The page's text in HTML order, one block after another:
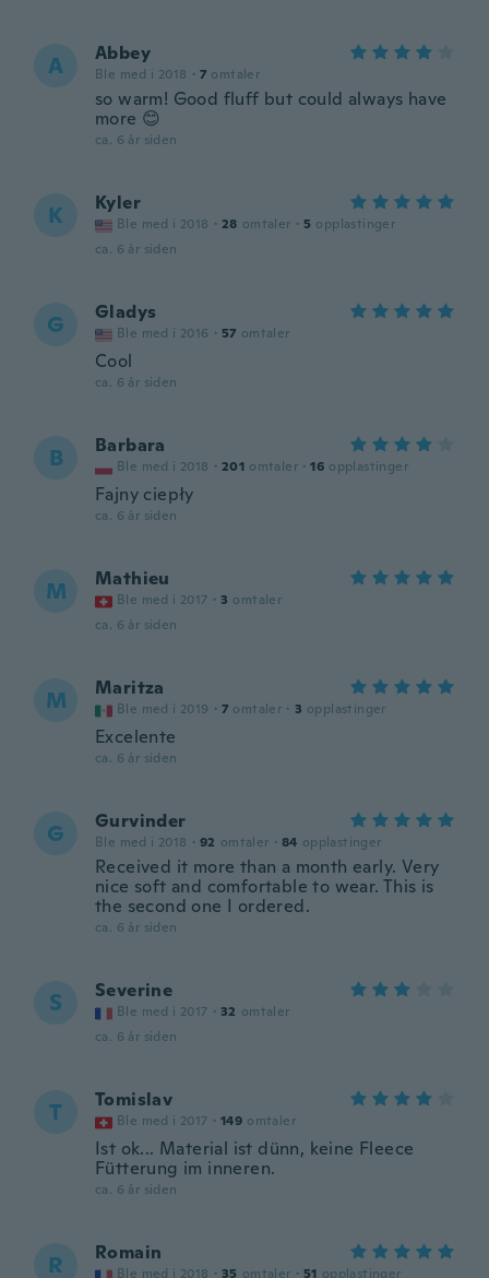
A Abbey
Ble med i 2018 · 7 omtaler
so warm! Good fluff but could always have
more 😊
ca. 6 år siden
K Kyler
Ble med i 2018 · 28 omtaler · 5 opplastinger
ca. 6 år siden
G Gladys
Ble med i 2016 · 57 omtaler
Cool
ca. 6 år siden
B Barbara
Ble med i 2018 · 201 omtaler · 16 opplastinger
Fajny ciepły
ca. 6 år siden
M Mathieu
Ble med i 2017 · 3 omtaler
ca. 6 år siden
M Maritza
Ble med i 2019 · 7 omtaler · 3 opplastinger
Excelente
ca. 6 år siden
G Gurvinder
Ble med i 2018 · 92 omtaler · 84 opplastinger
Received it more than a month early. Very
nice soft and comfortable to wear. This is
the second one I ordered.
ca. 6 år siden
S Severine
Ble med i 2017 · 32 omtaler
ca. 6 år siden
T Tomislav
Ble med i 2017 · 149 omtaler
Ist ok... Material ist dünn, keine Fleece
Fütterung im inneren.
ca. 6 år siden
R Romain
Ble med i 2018 · 35 omtaler · 51 opplastinger